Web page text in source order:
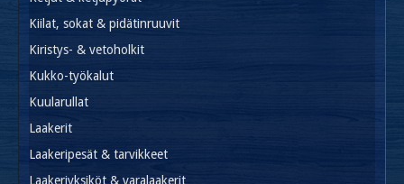
Kiilat, sokat & pidätinruuvit
Kiristys- & vetoholkit
Kukko-työkalut
Kuularullat
Laakerit
Laakeripesät & tarvikkeet
Laakeriyksiköt & varalaakerit